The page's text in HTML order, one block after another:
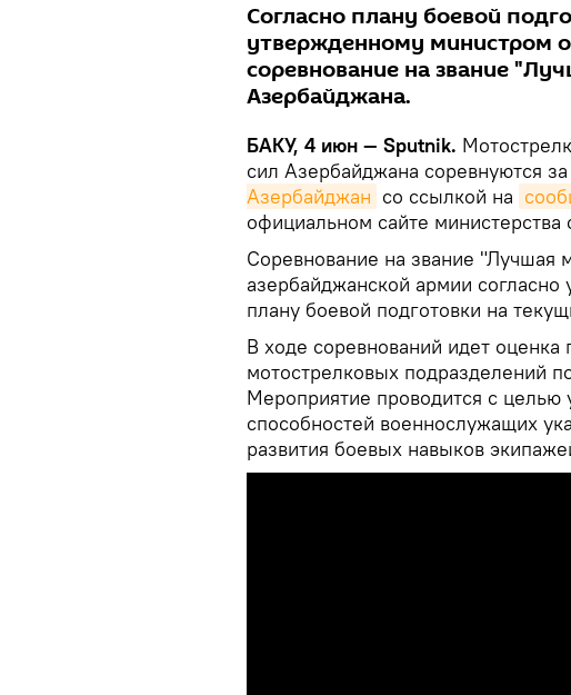
Согласно плану боевой
утвержденному министром
соревнование на звание
Азербайджана.
БАКУ, 4 июн — Sputnik.
сил Азербайджана соревнуются
Азербайджан со ссылкой на
официальном сайте
Соревнование на звание "Лучшая
азербайджанской армии
плану боевой подготовки на
В ходе соревнований идет оценка
мотострелковых подразделений
Мероприятие проводится с целью
способностей военнослужащих
развития боевых навыков